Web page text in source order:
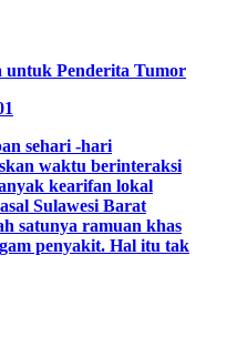
untuk Penderita Tumor
sehari -hari
waktu berinteraksi
kearifan lokal
Sulawesi Barat
satunya ramuan khas
penyakit. Hal itu tak